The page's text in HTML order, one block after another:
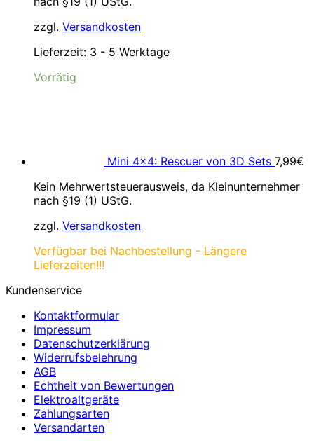
zzgl. Versandkosten
Lieferzeit: 3 - 5 Werktage
Vorrätig
Mini 4×4: Rescuer von 3D Sets 7,99€
Kein Mehrwertsteuerausweis, da Kleinunternehmer
nach §19 (1) UStG.
zzgl. Versandkosten
Verfügbar bei Nachbestellung - Längere
Lieferzeiten!!!
Kundenservice
Kontaktformular
Impressum
Datenschutzerklärung
Widerrufsbelehrung
AGB
Echtheit von Bewertungen
Elektroaltgeräte
Zahlungsarten
Versandarten